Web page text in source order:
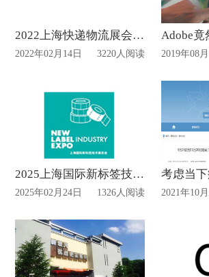
2022上海快递物流展会有哪些看点？
2022年02月14日 3220人阅读
Adobe竟
2019年08
2025上海国际新标签技术展设计布置？
2025年02月24日 1326人阅读 2021年10